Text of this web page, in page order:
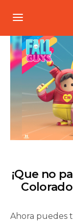
¡Que no
Ahora puedes